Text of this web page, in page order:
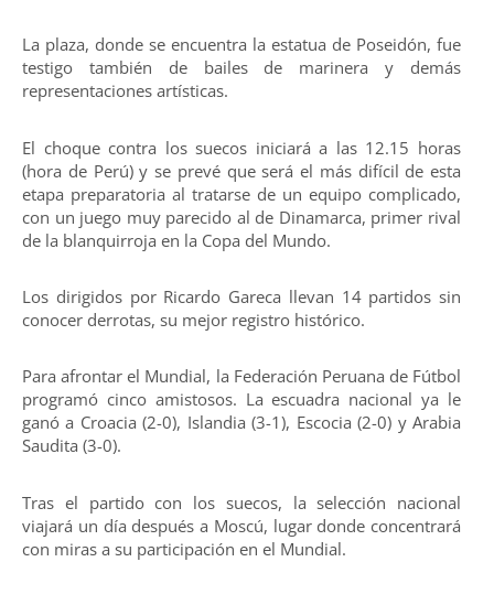
La plaza, donde se encuentra la estatua de Poseidón, fue
testigo también de bailes de marinera y demás
representaciones artísticas.
El choque contra los suecos iniciará a las 12.15 horas
(hora de Perú) y se prevé que será el más difícil de esta
etapa preparatoria al tratarse de un equipo complicado,
con un juego muy parecido al de Dinamarca, primer rival
de la blanquirroja en la Copa del Mundo.
Los dirigidos por Ricardo Gareca llevan 14 partidos sin
conocer derrotas, su mejor registro histórico.
Para afrontar el Mundial, la Federación Peruana de Fútbol
programó cinco amistosos. La escuadra nacional ya le
ganó a Croacia (2-0), Islandia (3-1), Escocia (2-0) y Arabia
Saudita (3-0).
Tras el partido con los suecos, la selección nacional
viajará un día después a Moscú, lugar donde concentrará
con miras a su participación en el Mundial.